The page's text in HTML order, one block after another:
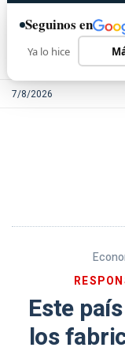
7/8/2026
Este
los
Seguinos en
Ya lo hice